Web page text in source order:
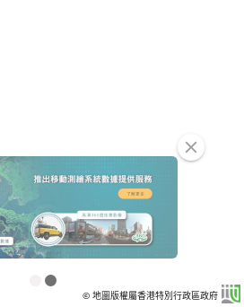
© 地圖版權屬香港特別行政區政府
clear